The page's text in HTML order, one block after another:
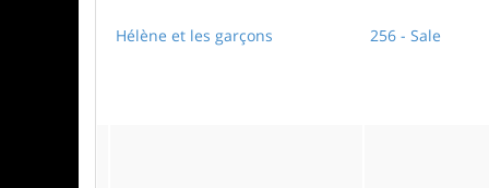
Hélène et les garçons 256 - Sale